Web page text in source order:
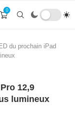
0
du prochain iPad
12,9
lumineux